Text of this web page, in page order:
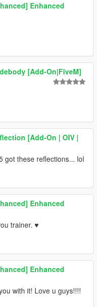
Enhanced
[Add-On|FiveM]
[Add-On | OIV |
got these reflections... lol
Enhanced
trainer. ♥
Enhanced
with it! Love u guys!!!!